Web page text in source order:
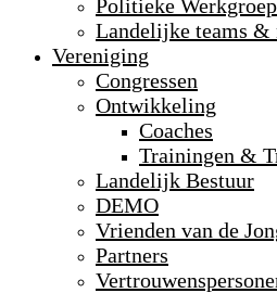
Politieke
Landelijke teams &
Vereniging
Congressen
Ontwikkeling
Coaches
Trainingen &
Landelijk Bestuur
DEMO
Vrienden van de
Partners